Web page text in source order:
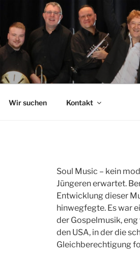
Wir suchen Kontakt
Soul Music – kein
Jüngeren erwartet.
Entwicklung dieser
hinwegfegte. Es war
der Gospelmusik,
den USA, in der die
Gleichberechtigung